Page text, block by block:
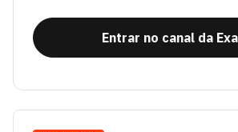
Entrar no canal da